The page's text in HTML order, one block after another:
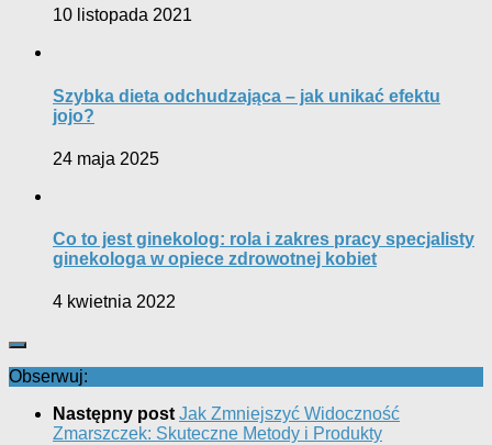
10 listopada 2021
Szybka dieta odchudzająca – jak unikać efektu
jojo?
24 maja 2025
Co to jest ginekolog: rola i zakres pracy specjalisty
ginekologa w opiece zdrowotnej kobiet
4 kwietnia 2022
Obserwuj:
Następny postJak Zmniejszyć Widoczność
Zmarszczek: Skuteczne Metody i Produkty